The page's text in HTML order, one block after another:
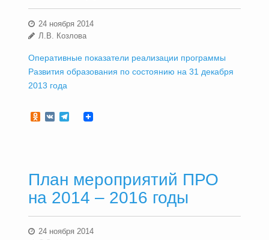
24 ноября 2014
Л.В. Козлова
Оперативные показатели реализации программы
Развития образования по состоянию на 31 декабря
2013 года
Odnoklassniki
VKTelegram
План мероприятий ПРО
на 2014 – 2016 годы
24 ноября 2014